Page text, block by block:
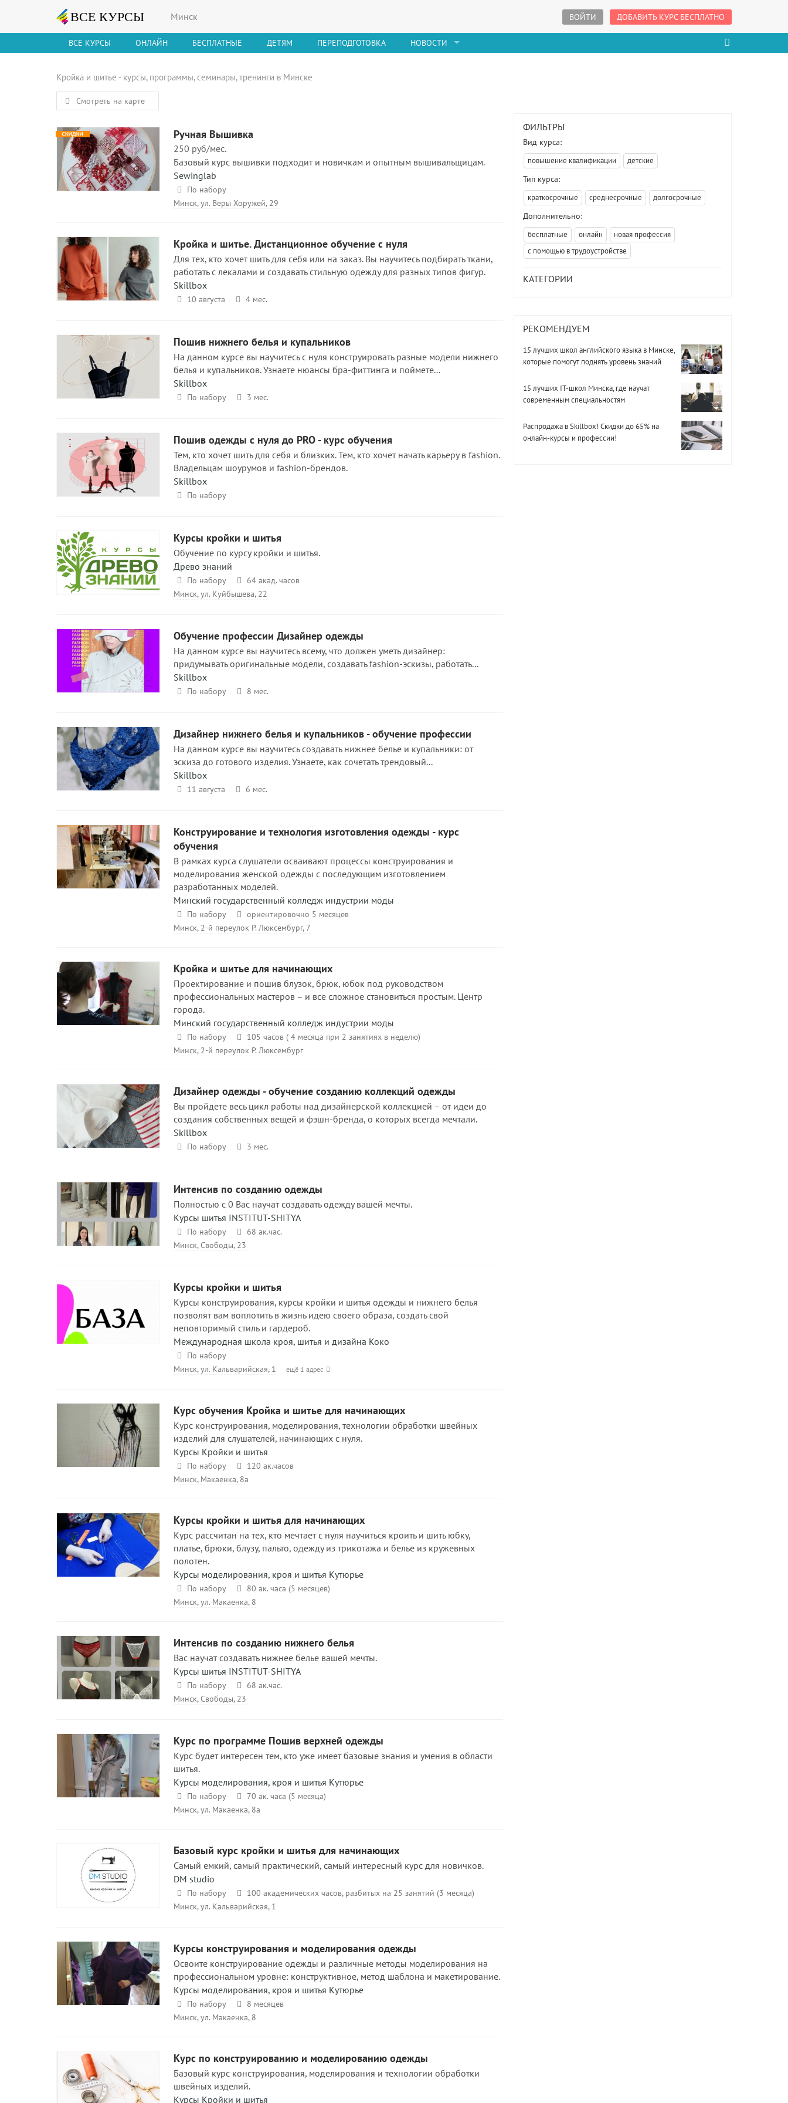
Минск ВОЙТИ ДОБАВИТЬ КУРС БЕСПЛАТНО
ВСЕ КУРСЫ ОНЛАЙН БЕСПЛАТНЫЕ ДЕТЯМ ПЕРЕПОДГОТОВКА НОВОСТИ
Кройка и шитье - курсы, программы, семинары, тренинги в Минске
Смотреть на карте
Ручная Вышивка
250 руб/мес.
Базовый курс вышивки подходит и новичкам и опытным вышивальщицам.
Sewinglab
По набору
Минск, ул. Веры Хоружей, 29
Кройка и шитье. Дистанционное обучение с нуля
Для тех, кто хочет шить для себя или на заказ. Вы научитесь подбирать ткани,
работать с лекалами и создавать стильную одежду для разных типов фигур.
Skillbox
10 августа 4 мес.
Пошив нижнего белья и купальников
На данном курсе вы научитесь с нуля конструировать разные модели нижнего
белья и купальников. Узнаете нюансы бра-фиттинга и поймете...
Skillbox
По набору 3 мес.
Пошив одежды с нуля до PRO - курс обучения
Тем, кто хочет шить для себя и близких. Тем, кто хочет начать карьеру в fashion.
Владельцам шоурумов и fashion-брендов.
Skillbox
По набору
Курсы кройки и шитья
Обучение по курсу кройки и шитья.
Древо знаний
По набору
64 акад. часов
Минск, ул. Куйбышева, 22
Обучение профессии Дизайнер одежды
На данном курсе вы научитесь всему, что должен уметь дизайнер:
придумывать оригинальные модели, создавать fashion-эскизы, работать...
Skillbox
По набору 8 мес.
Дизайнер нижнего белья и купальников - обучение профессии
На данном курсе вы научитесь создавать нижнее белье и купальники: от
эскиза до готового изделия. Узнаете, как сочетать трендовый...
Skillbox
11 августа 6 мес.
Конструирование и технология изготовления одежды - курс
обучения
В рамках курса слушатели осваивают процессы конструирования и
моделирования женской одежды с последующим изготовлением
разработанных моделей.
Минский государственный колледж индустрии моды
По набору
ориентировочно 5 месяцев
Минск, 2-й переулок Р. Люксембург, 7
Кройка и шитье для начинающих
Проектирование и пошив блузок, брюк, юбок под руководством
профессиональных мастеров – и все сложное становиться простым. Центр
города.
Минский государственный колледж индустрии моды
По набору
105 часов ( 4 месяца при 2 занятиях в неделю)
Минск, 2-й переулок Р. Люксембург
Дизайнер одежды - обучение созданию коллекций одежды
Вы пройдете весь цикл работы над дизайнерской коллекцией – от идеи до
создания собственных вещей и фэшн-бренда, о которых всегда мечтали.
Skillbox
По набору 3 мес.
Интенсив по созданию одежды
Полностью с 0 Вас научат создавать одежду вашей мечты.
Курсы шитья INSTITUT-SHITYA
По набору
68 ак.час.
Минск, Свободы, 23
Курсы кройки и шитья
Курсы конструирования, курсы кройки и шитья одежды и нижнего белья
позволят вам воплотить в жизнь идею своего образа, создать свой
неповторимый стиль и гардероб.
Международная школа кроя, шитья и дизайна Коко
По набору
Минск, ул. Кальварийская, 1
ещё 1 адрес
Курс обучения Кройка и шитье для начинающих
Курс конструирования, моделирования, технологии обработки швейных
изделий для слушателей, начинающих с нуля.
Курсы Кройки и шитья
По набору
120 ак.часов
Минск, Макаенка, 8а
Курсы кройки и шитья для начинающих
Курс рассчитан на тех, кто мечтает с нуля научиться кроить и шить юбку,
платье, брюки, блузу, пальто, одежду из трикотажа и белье из кружевных
полотен.
Курсы моделирования, кроя и шитья Кутюрье
По набору
80 ак. часа (5 месяцев)
Минск, ул. Макаенка, 8
Интенсив по созданию нижнего белья
Вас научат создавать нижнее белье вашей мечты.
Курсы шитья INSTITUT-SHITYA
По набору
68 ак.час.
Минск, Свободы, 23
Курс по программе Пошив верхней одежды
Курс будет интересен тем, кто уже имеет базовые знания и умения в области
шитья.
Курсы моделирования, кроя и шитья Кутюрье
По набору
70 ак. часа (5 месяца)
Минск, ул. Макаенка, 8а
Базовый курс кройки и шитья для начинающих
Самый емкий, самый практический, самый интересный курс для новичков.
DM studio
По набору
100 академических часов, разбитых на 25 занятий (3 месяца)
Минск, ул. Кальварийская, 1
Курсы конструирования и моделирования одежды
Освоите конструирование одежды и различные методы моделирования на
профессиональном уровне: конструктивное, метод шаблона и макетирование.
Курсы моделирования, кроя и шитья Кутюрье
По набору
8 месяцев
Минск, ул. Макаенка, 8
Курс по конструированию и моделированию одежды
Базовый курс конструирования, моделирования и технологии обработки
швейных изделий.
Курсы Кройки и шитья
ФИЛЬТРЫ
Вид курса:
повышение квалификации детские
Тип курса:
краткосрочные среднесрочные долгосрочные
Дополнительно:
бесплатные онлайн
новая профессия
с помощью в трудоустройстве
КАТЕГОРИИ
РЕКОМЕНДУЕМ
15 лучших школ английского языка в Минске,
которые помогут поднять уровень знаний
15 лучших IT-школ Минска, где научат
современным специальностям
Распродажа в Skillbox! Скидки до 65% на
онлайн-курсы и профессии!